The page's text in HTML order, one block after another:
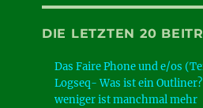
DIE LETZTEN 20
Das Faire Phone und e/os
Logseq- Was ist ein Outliner?
weniger ist manchmal mehr